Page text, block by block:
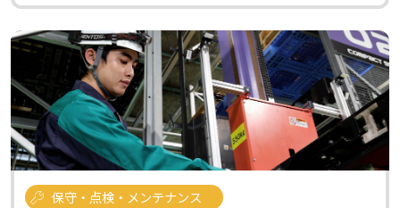
保守・点検・メンテナンス